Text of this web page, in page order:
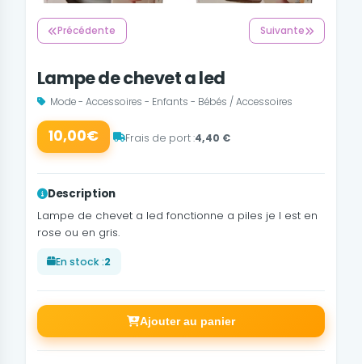
Précédente Suivante
Lampe de chevet a led
Mode - Accessoires - Enfants - Bébés / Accessoires
10,00€ Frais de port :4,40 €
Description
Lampe de chevet a led fonctionne a piles je l est en
rose ou en gris.
En stock :2
Ajouter au panier